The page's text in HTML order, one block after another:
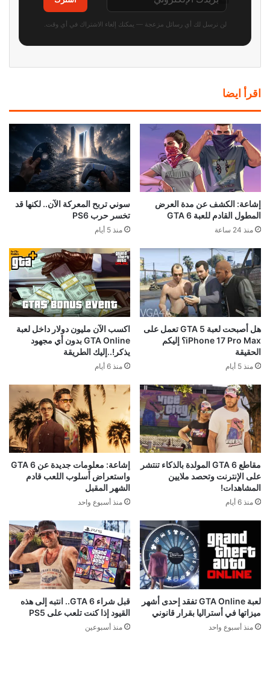
لن نرسل لك أي رسائل مزعجة — يمكنك إلغاء الاشتراك في أي وقت.
اقرأ ايضا
إشاعة: الكشف عن مدة العرض
المطول القادم للعبة GTA 6
منذ 24 ساعة
سوني تربح المعركة الآن.. لكنها قد
تخسر حرب PS6
منذ 5 أيام
هل أصبحت لعبة GTA 5 تعمل على
iPhone 17 Pro Max؟ إليكم
الحقيقة
منذ 5 أيام
اكسب الآن مليون دولار داخل لعبة
GTA Online بدون أي مجهود
يذكر!..إليك الطريقة
منذ 6 أيام
مقاطع GTA 6 المولدة بالذكاء تنتشر
على الإنترنت وتحصد ملايين
المشاهدات!
منذ 6 أيام
إشاعة: معلومات جديدة عن GTA 6
واستعراض أسلوب اللعب قادم
الشهر المقبل
منذ أسبوع واحد
لعبة GTA Online تفقد إحدى أشهر
ميزاتها في أستراليا بقرار قانوني
منذ أسبوع واحد
قبل شراء GTA 6.. انتبه إلى هذه
القيود إذا كنت تلعب على PS5
منذ أسبوعين